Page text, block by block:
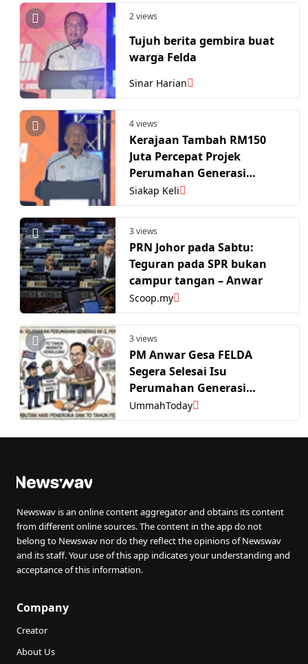
2 views
Tujuh berita gembira buat
warga Felda
Sinar Harian
4 views
Kerajaan Tambah RM150
Juta Percepat Projek
Perumahan Generasi
Baharu Felda
Siakap Keli
3 views
PRN Johor pada Sabtu:
Teguran pada SPR bukan
campur tangan – Anwar
Scoop.my
3 views
PM Anwar Gesa FELDA
Segera Selesai Isu
Perumahan Generasi
Kedua, Pemilikan Tanah
UmmahToday
Newswav is an online content aggregator and obtains its content
from different online sources. The content in the app do not
belong to Newswav nor do they reflect the opinions of Newswav
and its staff. Your use of this app indicates your understanding and
acceptance of this information.
Company
Creator
About Us